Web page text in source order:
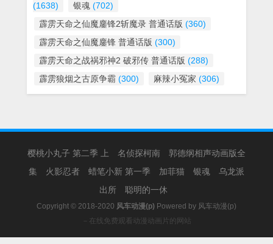
(1638)
银魂 (702)
霹雳天命之仙魔鏖锋2斩魔录 普通话版 (360)
霹雳天命之仙魔鏖锋 普通话版 (300)
霹雳天命之战祸邪神2 破邪传 普通话版 (288)
霹雳狼烟之古原争霸 (300) 麻辣小冤家 (306)
樱桃小丸子 第二季 上 名侦探柯南
郭德纲相声动画版全
集
火影忍者 蜡笔小新 第一季 加菲猫 银魂
乌龙派
出所
聪明的一休
Copyright © 2018-2020 风车动漫(p) Powered by 风车动漫(p)
－在线免费观看动漫动画片的网站